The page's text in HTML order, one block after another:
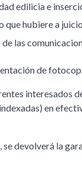
edilicia e
que hubiere a
las
de
interesados
en
se devolverá la